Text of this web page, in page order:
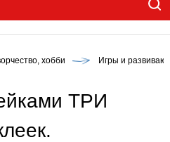
хобби Игры и
ТРИ